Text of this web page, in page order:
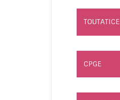
TOUTATICE
CPGE